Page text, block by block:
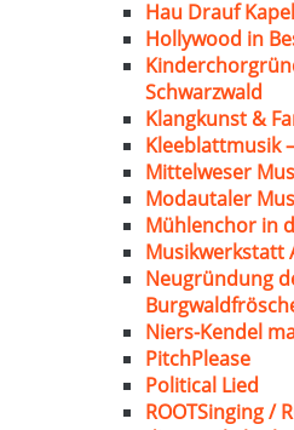
Hau Drauf
Hollywood in
Schwarzwald
Klangkunst &
Kleeblattmusik
Mittelweser
Modautaler
Mühlenchor in
Musikwerkstatt
Neugründung
Niers-Kendel
PitchPlease
Political Lied
ROOTSinging /